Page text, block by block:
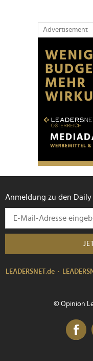
Advertisement
Anmeldung zu den Daily
LEADERSNET.de
© Opinion